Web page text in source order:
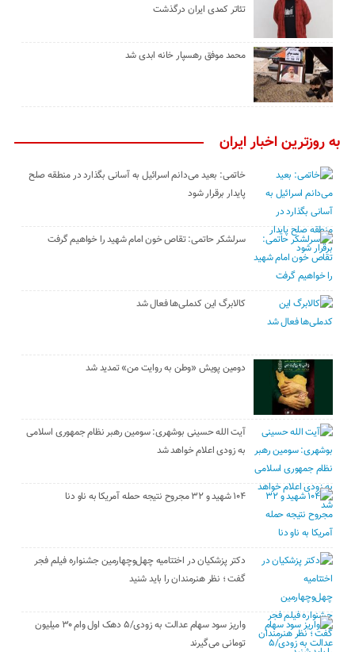
تئاتر کمدی ایران درگذشت
محمد موفق رهسپار خانه ابدی شد
به روزترین اخبار ایران
خاتمی: بعید می‌دانم اسرائیل به آسانی بگذارد در منطقه صلح
پایدار برقرار شود
سرلشکر حاتمی: تقاص خون امام شهید را خواهیم گرفت
کالابرگ این کدملی‌ها فعال شد
دومین پویش «وطن به روایت من» تمدید شد
آیت الله حسینی بوشهری: سومین رهبر نظام جمهوری اسلامی
به زودی اعلام خواهد شد
۱۰۴ شهید و ۳۲ مجروح نتیجه حمله آمریکا به ناو دنا
دکتر پزشکیان در اختتامیه چهل‌وچهارمین جشنواره فیلم فجر
گفت ؛ نظر هنرمندان را باید شنید
واریز سود سهام عدالت به زودی/۵ دهک اول وام ۳۰ میلیون
تومانی می‌گیرند